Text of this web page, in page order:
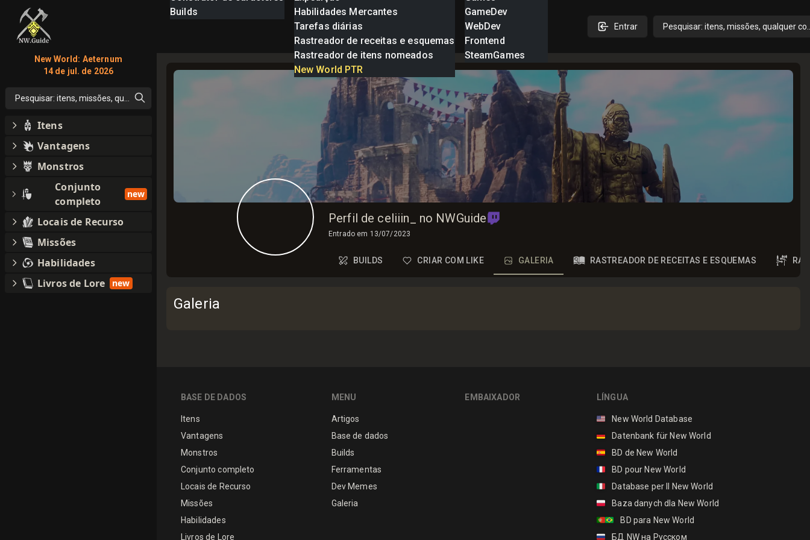
Builds
Habilidades Mercantes
Tarefas diárias
Rastreador de receitas e esquemas
Rastreador de itens nomeados
New World PTR
GameDev
WebDev
Frontend
SteamGames
Entrar Pesquisar: itens, missões, qualquer
Perfil de celiiin_ no NWGuide
Entrado em 13/07/2023
BUILDS CRIAR COM LIKE GALERIA RASTREADOR DE RECEITAS E ESQUEMAS
Galeria
BASE DE DADOS
Itens
Vantagens
Monstros
Conjunto completo
Locais de Recurso
Missões
Habilidades
Livros de Lore
MENU
Artigos
Base de dados
Builds
Ferramentas
Dev Memes
Galeria
EMBAIXADOR LÍNGUA
🇺🇸
New World Database
🇩🇪
Datenbank für New World
🇪🇸
BD de New World
🇫🇷
BD pour New World
🇮🇹
Database per Il New World
🇵🇱
Baza danych dla New World
🇵🇹🇧🇷
BD para New World
🇷🇺
БД NW на Русском
New World: Aeternum
14 de jul. de 2026
Pesquisar: itens, missões, qualquer coisa
Itens
Vantagens
Monstros
Conjunto
completo
new
Locais de Recurso
Missões
Habilidades
Livros de Lore
new